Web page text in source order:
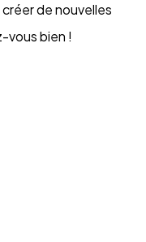
de nouvelles
vous bien !